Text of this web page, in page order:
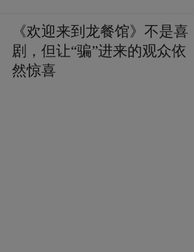
《欢迎来到龙餐馆》不是喜
剧，但让“骗”进来的观众依
然惊喜